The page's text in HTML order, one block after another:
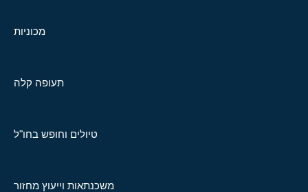
מכוניות
תעופה קלה
טיולים וחופש בחו"ל
משכנתאות וייעוץ מחזור